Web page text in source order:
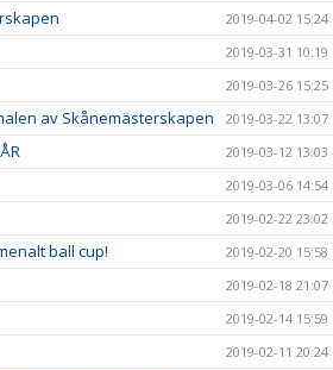
2019-04-02 15:24
2019-03-31 10:19
2019-03-26 15:25
av Skånemästerskapen 2019-03-22 13:07
2019-03-12 13:03
2019-03-06 14:54
2019-02-22 23:02
ball cup! 2019-02-20 15:58
2019-02-18 21:07
2019-02-14 15:59
2019-02-11 20:24